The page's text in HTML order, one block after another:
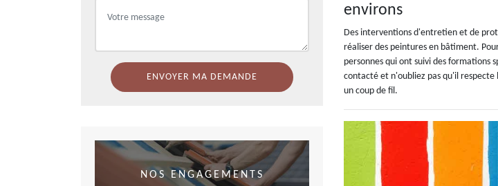
NOS ENGAGEMENTS
environs
Des interventions d'entretien et de
réaliser des peintures en bâtiment.
personnes qui ont suivi des formations
contacté et n'oubliez pas qu'il respecte
un coup de fil.